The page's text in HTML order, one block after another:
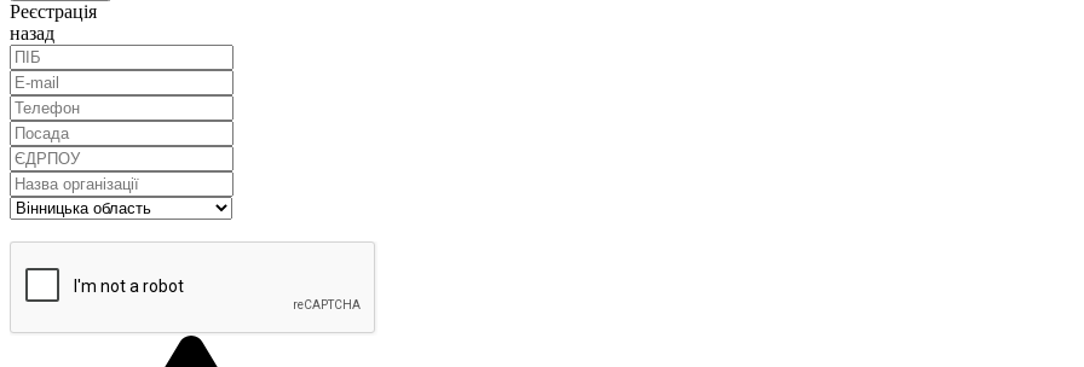
Реєстрація
назад